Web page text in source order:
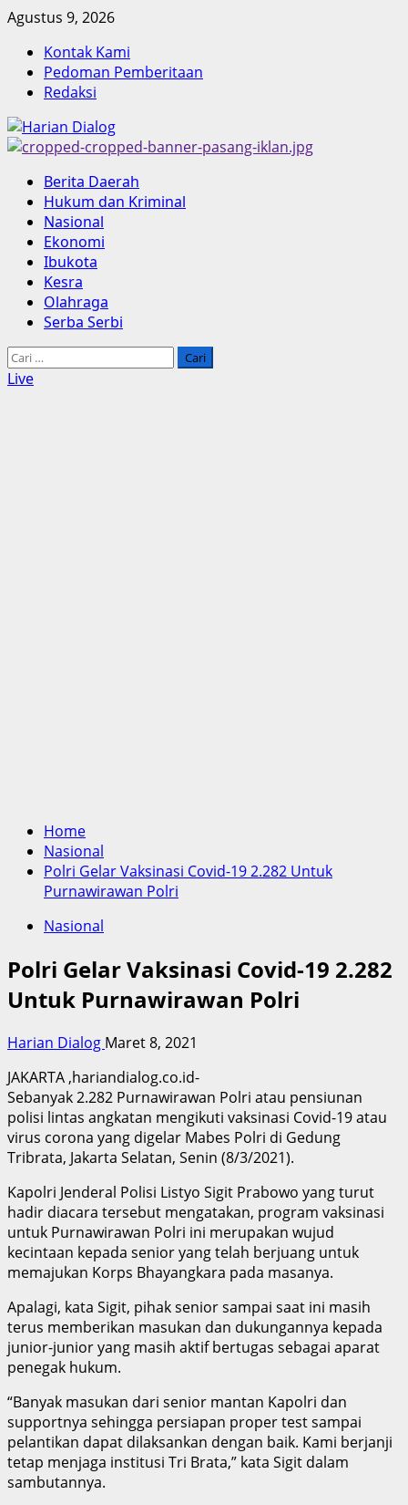
Skip
content
Agustus 9, 2026
Kontak Kami
Pedoman Pemberitaan
Redaksi
Primary
Menu
Berita Daerah
Hukum dan Kriminal
Nasional
Ekonomi
Ibukota
Kesra
Olahraga
Serba Serbi
Cari
untuk:
Live
Home
Nasional
Polri Gelar Vaksinasi Covid-19 2.282 Untuk
Purnawirawan Polri
Nasional
Polri Gelar Vaksinasi Covid-19 2.282
Untuk Purnawirawan Polri
Harian Dialog Maret 8, 2021
JAKARTA ,hariandialog.co.id-
Sebanyak 2.282 Purnawirawan Polri atau pensiunan
polisi lintas angkatan mengikuti vaksinasi Covid-19 atau
virus corona yang digelar Mabes Polri di Gedung
Tribrata, Jakarta Selatan, Senin (8/3/2021).
Kapolri Jenderal Polisi Listyo Sigit Prabowo yang turut
hadir diacara tersebut mengatakan, program vaksinasi
untuk Purnawirawan Polri ini merupakan wujud
kecintaan kepada senior yang telah berjuang untuk
memajukan Korps Bhayangkara pada masanya.
Apalagi, kata Sigit, pihak senior sampai saat ini masih
terus memberikan masukan dan dukungannya kepada
junior-junior yang masih aktif bertugas sebagai aparat
penegak hukum.
“Banyak masukan dari senior mantan Kapolri dan
supportnya sehingga persiapan proper test sampai
pelantikan dapat dilaksankan dengan baik. Kami berjanji
tetap menjaga institusi Tri Brata,” kata Sigit dalam
sambutannya.